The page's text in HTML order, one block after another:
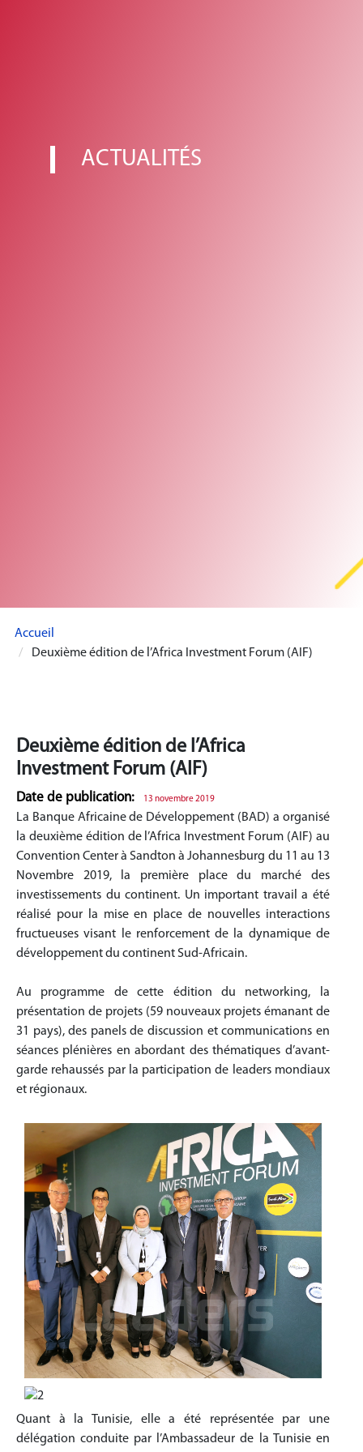
ACTUALITÉS
Accueil
Deuxième édition de l’Africa Investment Forum (AIF)
Deuxième édition de l’Africa
Investment Forum (AIF)
Date de publication: 13 novembre 2019
La Banque Africaine de Développement (BAD) a organisé
la deuxième édition de l’Africa Investment Forum (AIF) au
Convention Center à Sandton à Johannesburg du 11 au 13
Novembre 2019, la première place du marché des
investissements du continent. Un important travail a été
réalisé pour la mise en place de nouvelles interactions
fructueuses visant le renforcement de la dynamique de
développement du continent Sud-Africain.
Au programme de cette édition du networking, la
présentation de projets (59 nouveaux projets émanant de
31 pays), des panels de discussion et communications en
séances plénières en abordant des thématiques d’avant-
garde rehaussés par la participation de leaders mondiaux
et régionaux.
Quant à la Tunisie, elle a été représentée par une
délégation conduite par l’Ambassadeur de la Tunisie en